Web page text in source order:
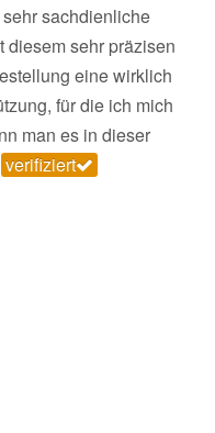
sachdienliche
diesem sehr präzisen
eine wirklich
für die ich mich
man es in dieser
verifiziert